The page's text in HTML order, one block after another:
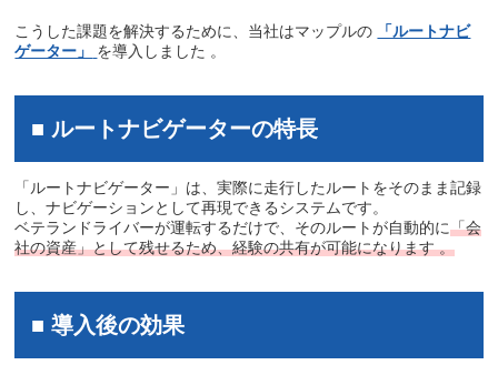
こうした課題を解決するために、当社はマップルの
「ルートナビ
ゲーター」
を導入しました 。
■ ルートナビゲーターの特長
「ルートナビゲーター」は、実際に走行したルートをそのまま記録
し、ナビゲーションとして再現できるシステムです。
ベテランドライバーが運転するだけで、そのルートが自動的に「会
社の資産」として残せるため、経験の共有が可能になります 。
■ 導入後の効果